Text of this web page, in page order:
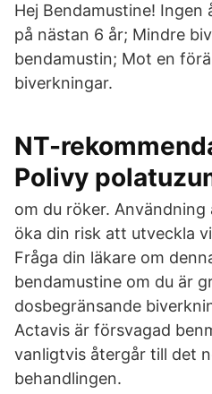
Hej Bendamustine!
på nästan 6 år; Mindre
bendamustin; Mot en
biverkningar.
NT-
Polivy
om du röker.
öka din risk att utveckla
Fråga din läkare om
bendamustine om du är
dosbegränsande
Actavis är försvagad
vanligtvis återgår till det
behandlingen.